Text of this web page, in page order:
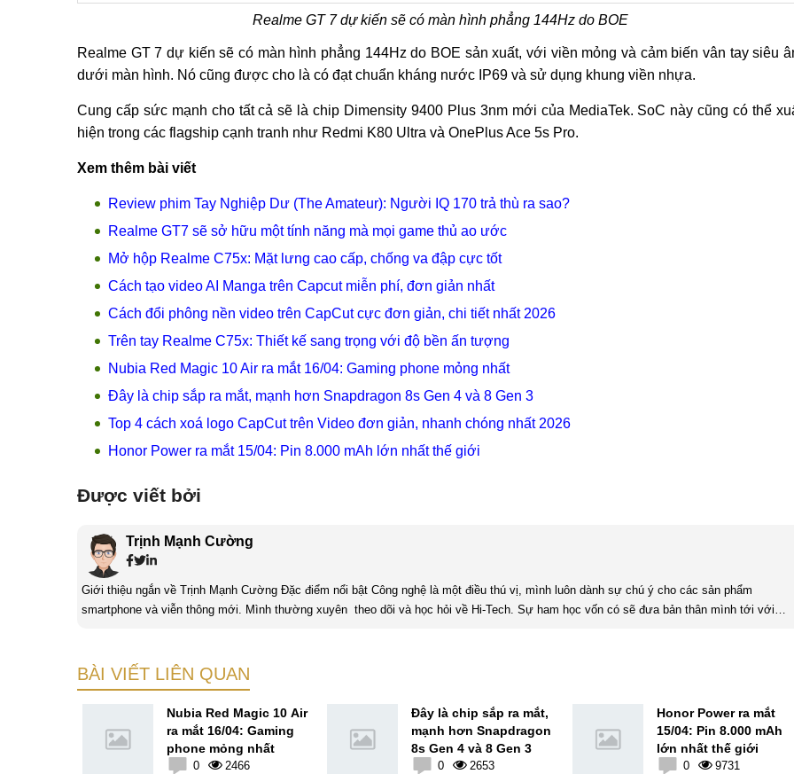
Realme GT 7 dự kiến ​​sẽ có màn hình phẳng 144Hz do BOE
Realme GT 7 dự kiến ​​sẽ có màn hình phẳng 144Hz do BOE sản xuất, với viền mỏng và cảm biến vân tay siêu
dưới màn hình. Nó cũng được cho là có đạt chuẩn kháng nước IP69 và sử dụng khung viền nhựa.
Cung cấp sức mạnh cho tất cả sẽ là chip Dimensity 9400 Plus 3nm mới của MediaTek. SoC này cũng có thể
hiện trong các flagship cạnh tranh như Redmi K80 Ultra và OnePlus Ace 5s Pro.
Xem thêm bài viết
Review phim Tay Nghiệp Dư (The Amateur): Người IQ 170 trả thù ra sao?
Realme GT7 sẽ sở hữu một tính năng mà mọi game thủ ao ước
Mở hộp Realme C75x: Mặt lưng cao cấp, chống va đập cực tốt
Cách tạo video AI Manga trên Capcut miễn phí, đơn giản nhất
Cách đổi phông nền video trên CapCut cực đơn giản, chi tiết nhất 2026
Trên tay Realme C75x: Thiết kế sang trọng với độ bền ấn tượng
Nubia Red Magic 10 Air ra mắt 16/04: Gaming phone mỏng nhất
Đây là chip sắp ra mắt, mạnh hơn Snapdragon 8s Gen 4 và 8 Gen 3
Top 4 cách xoá logo CapCut trên Video đơn giản, nhanh chóng nhất 2026
Honor Power ra mắt 15/04: Pin 8.000 mAh lớn nhất thế giới
Được viết bởi
Trịnh Mạnh Cường
Giới thiệu ngắn về Trịnh Mạnh Cường Đặc điểm nổi bật Công nghệ là một điều thú vị, mình luôn dành sự chú ý cho các sản phẩm
smartphone và viễn thông mới. Mình thường xuyên theo dõi và học hỏi về Hi-Tech. Sự ham học vốn có sẽ đưa bản thân mình tới với
BÀI VIẾT LIÊN QUAN
Nubia Red Magic 10 Air
ra mắt 16/04: Gaming
phone mỏng nhất
0 2466
Đây là chip sắp ra mắt,
mạnh hơn Snapdragon
8s Gen 4 và 8 Gen 3
0 2653
Honor Power ra mắt
15/04: Pin 8.000 mAh
lớn nhất thế giới
0 9731